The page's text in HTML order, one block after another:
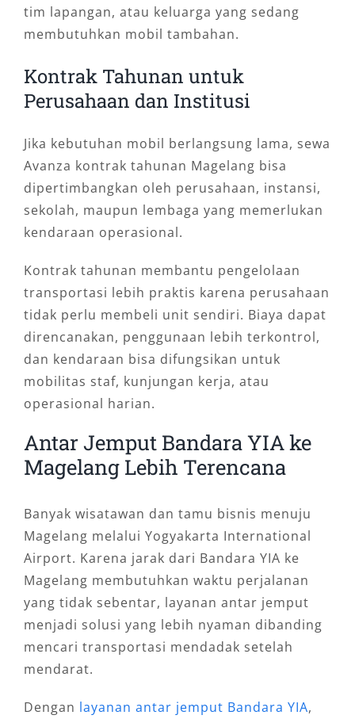
tim lapangan, atau keluarga yang sedang
membutuhkan mobil tambahan.
Kontrak Tahunan untuk
Perusahaan dan Institusi
Jika kebutuhan mobil berlangsung lama, sewa
Avanza kontrak tahunan Magelang bisa
dipertimbangkan oleh perusahaan, instansi,
sekolah, maupun lembaga yang memerlukan
kendaraan operasional.
Kontrak tahunan membantu pengelolaan
transportasi lebih praktis karena perusahaan
tidak perlu membeli unit sendiri. Biaya dapat
direncanakan, penggunaan lebih terkontrol,
dan kendaraan bisa difungsikan untuk
mobilitas staf, kunjungan kerja, atau
operasional harian.
Antar Jemput Bandara YIA ke
Magelang Lebih Terencana
Banyak wisatawan dan tamu bisnis menuju
Magelang melalui Yogyakarta International
Airport. Karena jarak dari Bandara YIA ke
Magelang membutuhkan waktu perjalanan
yang tidak sebentar, layanan antar jemput
menjadi solusi yang lebih nyaman dibanding
mencari transportasi mendadak setelah
mendarat.
Dengan layanan antar jemput Bandara YIA,